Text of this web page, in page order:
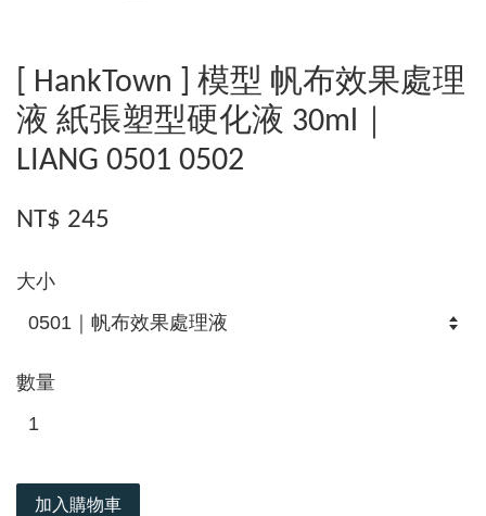
[ HankTown ] 模型 帆布效果處理
液 紙張塑型硬化液 30ml｜
LIANG 0501 0502
NT$ 245
大小
數量
加入購物車